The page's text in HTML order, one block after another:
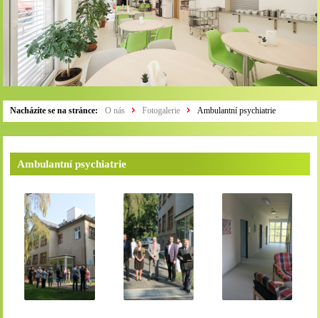
Nacházíte se na stránce: O nás Fotogalerie Ambulantní psychiatrie
Ambulantní psychiatrie